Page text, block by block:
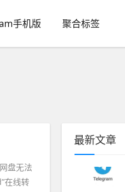
手机版 聚合标签
盘无法
在线转
最新文章